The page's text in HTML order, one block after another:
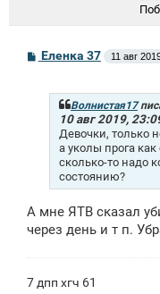
СЕленка 37 11 авг
Волнистая17
10 авг 2019,
Девочки, только
а уколы прога
сколько-то надо
состоянию?
А мне ЯТВ сказал
через день и т п.
7 дпп хгч 61